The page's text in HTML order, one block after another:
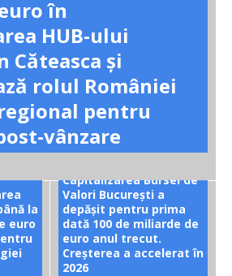
în
HUB-ului
Căteasca și
rolul României
pentru
vânzare
la
euro
Capitalizarea Bursei de
Valori București a
depășit pentru prima
dată 100 de miliarde de
euro anul trecut.
Creșterea a accelerat în
2026